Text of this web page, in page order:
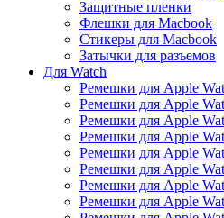
Защитные пленки
Флешки для Macbook
Стикеры для Macbook
Затычки для разъемов
Для Watch
Ремешки для Apple
Ремешки для Apple
Ремешки для Apple
Ремешки для Apple
Ремешки для Apple
Ремешки для Apple
Ремешки для Apple
Ремешки для Apple